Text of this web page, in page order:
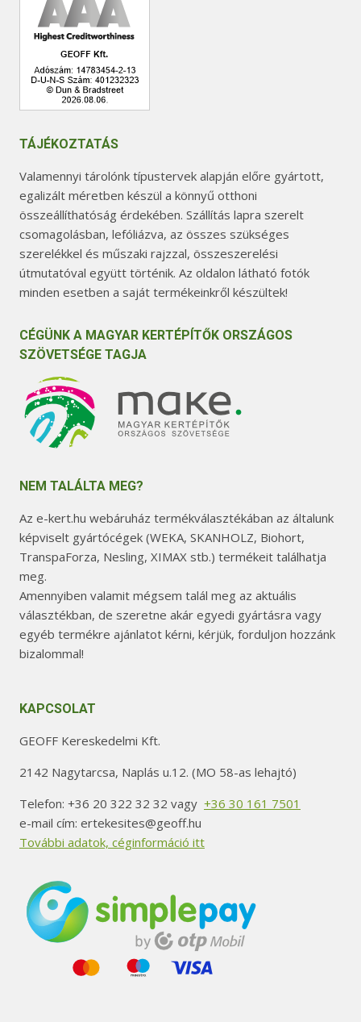
TÁJÉKOZTATÁS
Valamennyi tárolónk típustervek alapján előre gyártott,
egalizált méretben készül a könnyű otthoni
összeállíthatóság érdekében. Szállítás lapra szerelt
csomagolásban, lefóliázva, az összes szükséges
szerelékkel és műszaki rajzzal, összeszerelési
útmutatóval együtt történik. Az oldalon látható fotók
minden esetben a saját termékeinkről készültek!
CÉGÜNK A MAGYAR KERTÉPÍTŐK ORSZÁGOS
SZÖVETSÉGE TAGJA
NEM TALÁLTA MEG?
Az e-kert.hu webáruház termékválasztékában az általunk
képviselt gyártócégek (WEKA, SKANHOLZ, Biohort,
TranspaForza, Nesling, XIMAX stb.) termékeit találhatja
meg.
Amennyiben valamit mégsem talál meg az aktuális
választékban, de szeretne akár egyedi gyártásra vagy
egyéb termékre ajánlatot kérni, kérjük, forduljon hozzánk
bizalommal!
KAPCSOLAT
GEOFF Kereskedelmi Kft.
2142 Nagytarcsa, Naplás u.12. (MO 58-as lehajtó)
Telefon: +36 20 322 32 32 vagy +36 30 161 7501
e-mail cím: ertekesites@geoff.hu
További adatok, céginformáció itt